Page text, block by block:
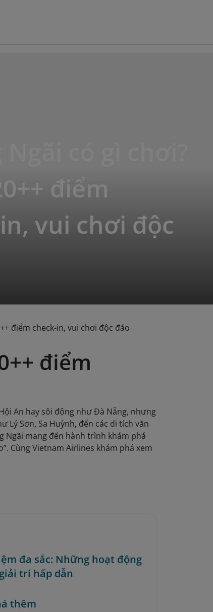
điểm
vui chơi độc
điểm check-in, vui chơi độc đáo
điểm
An hay sôi động như Đà Nẵng, nhưng
Sơn, Sa Huỳnh, đến các di tích văn
Ngãi mang đến hành trình khám phá
Cùng Vietnam Airlines khám phá xem
đa sắc: Những hoạt động
trí hấp dẫn
thêm